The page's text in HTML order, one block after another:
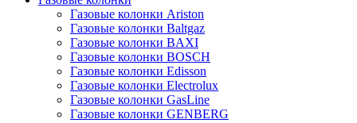
Газовые колонки Ariston
Газовые колонки Baltgaz
Газовые колонки BAXI
Газовые колонки BOSCH
Газовые колонки Edisson
Газовые колонки Electrolux
Газовые колонки GasLine
Газовые колонки GENBERG